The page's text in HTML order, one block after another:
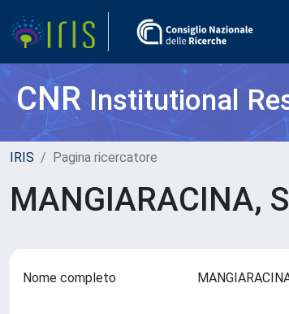
CNRInstitutional
IRIS Pagina ricercatore
MANGIARACINA,
Nome completo